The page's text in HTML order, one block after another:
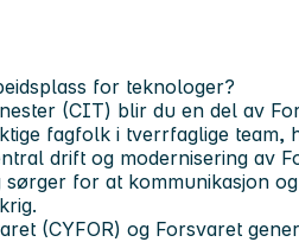
for teknologer?
(CIT) blir du en del av
fagfolk i tverrfaglige team,
drift og modernisering av
for at kommunikasjon
(CYFOR) og Forsvaret